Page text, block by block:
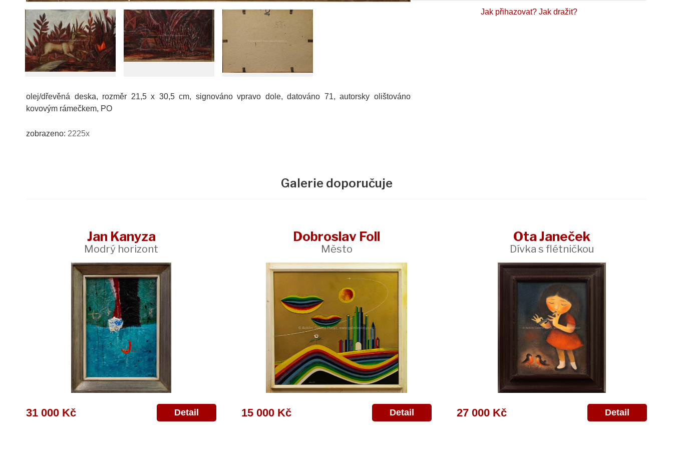
olej/dřevěná deska, rozměr 21,5 x 30,5 cm, signováno vpravo dole, datováno 71, autorsky olištováno
kovovým rámečkem, PO
zobrazeno: 2225x
Jak přihazovat? Jak dražit?
Galerie doporučuje
Jan Kanyza
Modrý horizont
31 000 Kč Detail
Dobroslav Foll
Město
15 000 Kč Detail
Ota Janeček
Dívka s flétničkou
27 000 Kč Detail